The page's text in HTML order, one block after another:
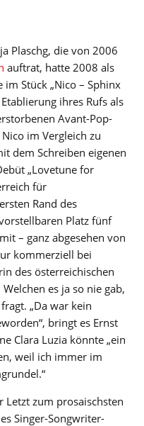
Plaschg, die von 2006
auftrat, hatte 2008 als
Stück „Nico – Sphinx
ihres Rufs als
Avant-Pop-
im Vergleich zu
dem Schreiben eigenen
„Lovetune for
für
Rand des
Platz fünf
– ganz abgesehen von
kommerziell bei
des österreichischen
es ja so nie gab,
„Da war kein
bringt es Ernst
Clara Luzia könnte „ein
weil ich immer im
zum prosaischsten
Singer-Songwriter-